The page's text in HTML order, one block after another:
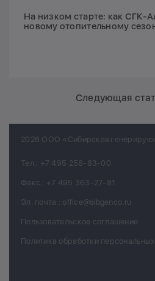
На низком старте: как СГК-
новому отопительному
Следующая
2026 ООО «Сибирская
Тел.: +7 495 258-83-00
Факс.: +7 495 363-27-81
Эл. почта.: office@sibgenco.ru
Пользовательское соглашение
Политика обработки